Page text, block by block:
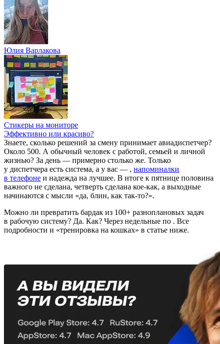
Юлия Варлакова
Стикеры на мониторе
Эффективно или красиво?
Знаете, сколько решений за смену принимает авиадиспетчер?
Около 500. А обычный человек с работой, семьей и личной
жизнью? За день — примерно столько же. Только
у диспетчера есть система, а у вас — , напоминалки
в телефоне и надежда на лучшее. В итоге к пятнице половина
важного не сделана, четверть сделана кое-как, а выходные
начинаются с мысли «да, блин, как так-то?».
Можно ли превратить бардак из 100+ разноплановых задач
в рабочую систему? Да. Как? Через недельные по . Все
подробности и «тренировка на кошках» в статье ниже.